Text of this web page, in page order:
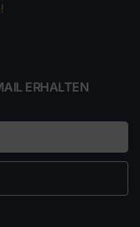
!
ERHALTEN